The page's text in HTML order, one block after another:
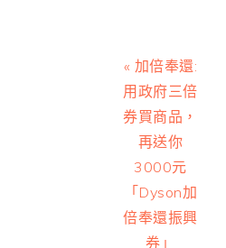
Previous
Post:
« 加倍奉還:
用政府三倍
券買商品，
再送你
3000元
「Dyson加
倍奉還振興
券」